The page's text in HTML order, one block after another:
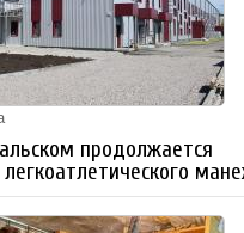
продолжается